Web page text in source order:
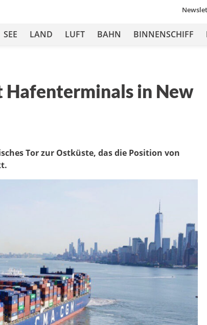
SEE LAND LUFT BAHN BINNENSCHIFF
Hafenterminals in New
Tor zur Ostküste, das die Position von